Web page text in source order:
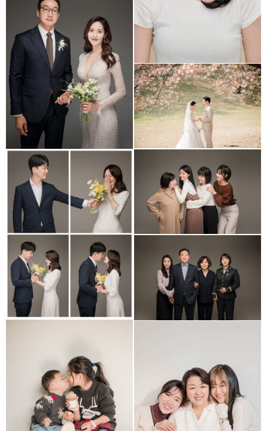
올림픽공원 야외웨딩스냅
세미웨딩스냅
모녀 가족사진
studio daldafoto _
가족사진
아이사진 모녀 가족사진